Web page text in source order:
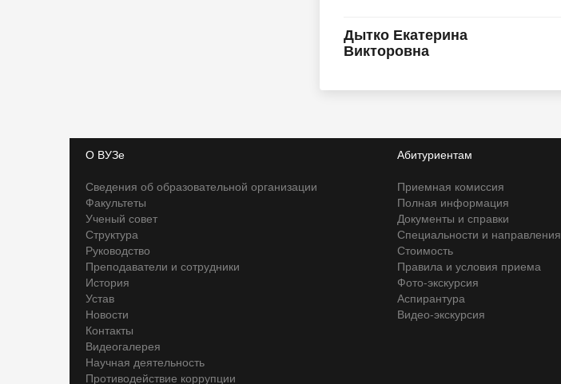
Дытко Екатерина
Викторовна
О ВУЗе
Сведения об образовательной организации
Факультеты
Ученый совет
Структура
Руководство
Преподаватели и сотрудники
История
Устав
Новости
Контакты
Видеогалерея
Научная деятельность
Противодействие коррупции
Абитуриентам
Приемная комиссия
Полная информация
Документы и справки
Специальности и направления
Стоимость
Правила и условия приема
Фото-экскурсия
Аспирантура
Видео-экскурсия